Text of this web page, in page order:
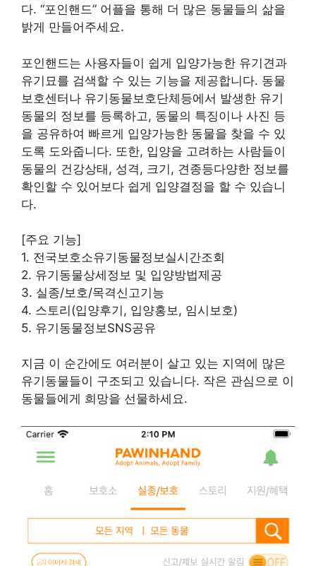
다. “포인핸드” 어플을 통해 더 많은 동물들의 삶을
밝게 만들어주세요.
포인핸드는 사용자들이 쉽게 입양가능한 유기견과
유기묘를 검색할 수 있는 기능을 제공합니다. 동물
보호센터나 유기동물보호단체등에서 발생한 유기
동물의 정보를 등록하고, 동물의 특징이나 사진 등
을 공유하여 빠르게 입양가능한 동물을 찾을 수 있
도록 도와줍니다. 또한, 입양을 고려하는 사람들이
동물의 건강상태, 성격, 크기, 견종등다양한 정보를
확인할 수 있어보다 쉽게 입양결정을 할 수 있습니
다.
[주요 기능]
1. 전국보호소유기동물정보실시간조회
2. 유기동물상세정보 및 입양방법제공
3. 실종/보호/목격신고기능
4. 스토리(입양후기, 입양홍보, 임시보호)
5. 유기동물정보SNS공유
지금 이 순간에도 여러분이 살고 있는 지역에 많은
유기동물들이 구조되고 있습니다. 작은 관심으로 이
동물들에게 희망을 선물하세요.